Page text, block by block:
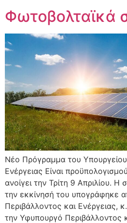
Φωτοβολταϊκά
Νέο Πρόγραμμα του
Ενέργειας Είναι
ανοίγει την Τρίτη 9 Απριλίου. Η
την εκκίνησή του υπογράφηκε
Περιβάλλοντος και
την Υφυπουργό Περιβάλλοντος